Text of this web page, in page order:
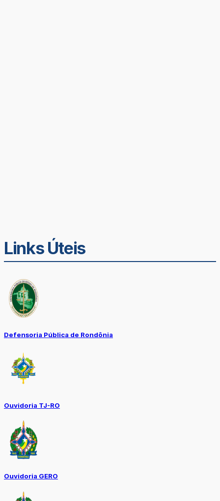
Links Úteis
Defensoria Pública de Rondônia
Ouvidoria TJ-RO
Ouvidoria GERO